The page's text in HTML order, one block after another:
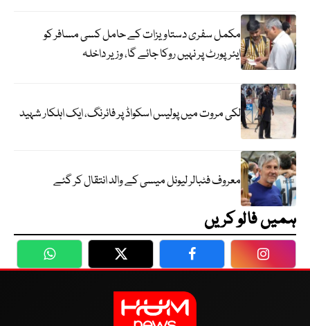
مکمل سفری دستاویزات کے حامل کسی مسافر کو
ایئرپورٹ پر نہیں روکا جائے گا، وزیر داخلہ
لکی مروت میں پولیس اسکواڈ پر فائرنگ، ایک اہلکار شہید
معروف فٹبالر لیونل میسی کے والد انتقال کر گئے
ہمیں فالو کریں
WhatsApp Twitter Facebook